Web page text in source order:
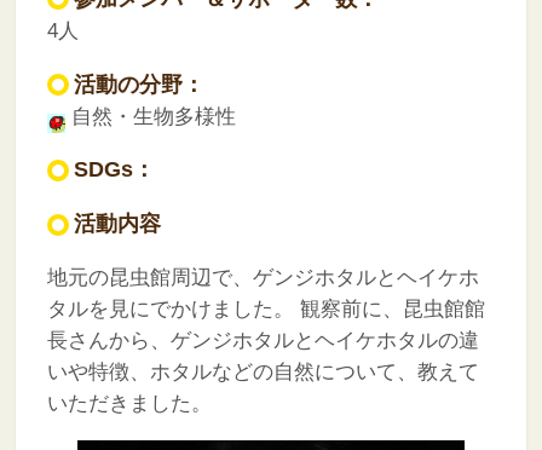
4人
活動の分野：
自然・生物多様性
SDGs：
活動内容
地元の昆虫館周辺で、ゲンジホタルとヘイケホ
タルを見にでかけました。
観察前に、昆虫館館
長さんから、ゲンジホタルとヘイケホタルの違
いや特徴、ホタルなどの自然について、教えて
いただきました。